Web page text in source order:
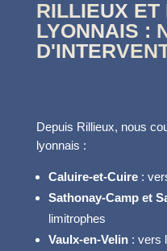
RILLIEUX ET
LYONNAIS :
Depuis Rillieux, nous
lyonnais :
Caluire-et-Cuire:
Sathonay-Camp et
limitrophes
Vaulx-en-Velin: vers